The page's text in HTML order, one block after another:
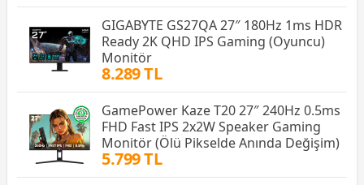
GIGABYTE GS27QA 27″ 180Hz 1ms HDR
Ready 2K QHD IPS Gaming (Oyuncu)
Monitör
8.289 TL
GamePower Kaze T20 27″ 240Hz 0.5ms
FHD Fast IPS 2x2W Speaker Gaming
Monitör (Ölü Pikselde Anında Değişim)
5.799 TL